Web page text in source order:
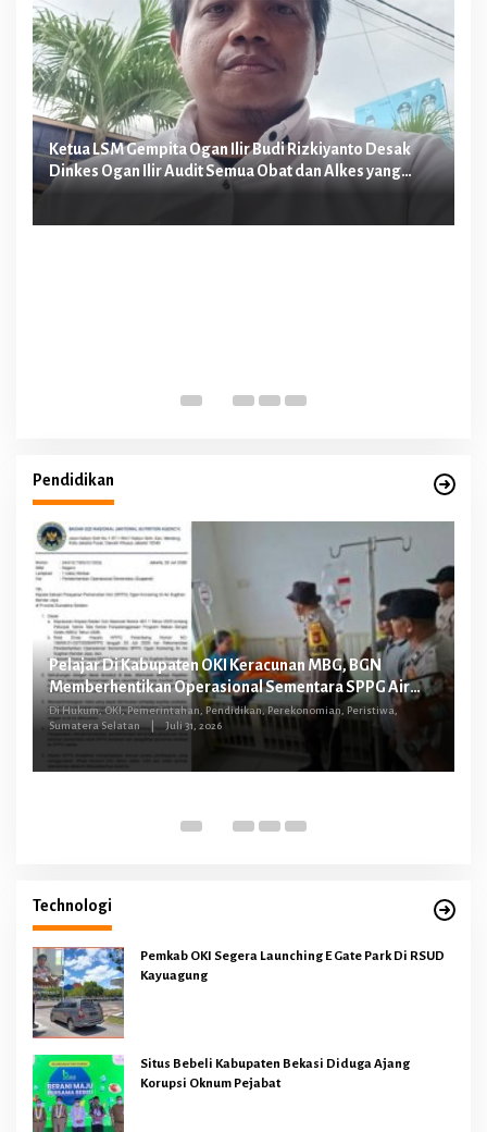
Ketua LSM Gempita Ogan Ilir Budi Rizkiyanto Desak
Dinkes Ogan Ilir Audit Semua Obat dan Alkes yang
Diduga Dipakai Perawat E Malpraktek
Pendidikan
Pelajar Di Kabupaten OKI Keracunan MBG, BGN
Memberhentikan Operasional Sementara SPPG Air
Sugihan Bandar Jaya
Di Hukum, OKI, Pemerintahan, Pendidikan, Perekonomian, Peristiwa,
Sumatera Selatan
| Juli 31, 2026
Technologi
Pemkab OKI Segera Launching E Gate Park Di RSUD
Kayuagung
Situs Bebeli Kabupaten Bekasi Diduga Ajang
Korupsi Oknum Pejabat